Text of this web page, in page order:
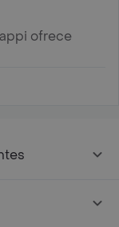
ofrece